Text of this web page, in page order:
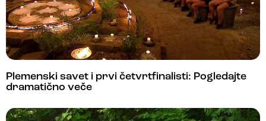
Plemenski savet i prvi četvrtfinalisti: Pogledajte
dramatično veče